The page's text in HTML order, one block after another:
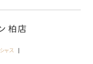
柏店
ャス